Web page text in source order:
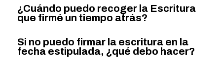
¿Cuándo puedo recoger la Escritura
que firmé un tiempo atrás?
Si no puedo firmar la escritura en la
fecha estipulada, ¿qué debo hacer?